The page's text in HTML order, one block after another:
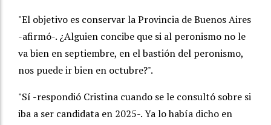
"El objetivo es conservar la Provincia de Buenos Aires
-afirmó-. ¿Alguien concibe que si al peronismo no le
va bien en septiembre, en el bastión del peronismo,
nos puede ir bien en octubre?".
"Sí -respondió Cristina cuando se le consultó sobre si
iba a ser candidata en 2025-. Ya lo había dicho en